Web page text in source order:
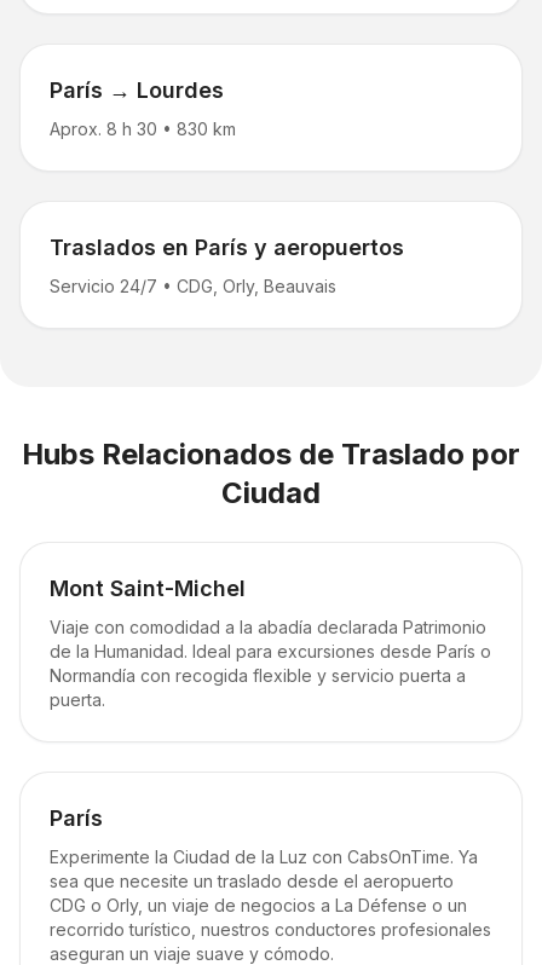
París → Lourdes
Aprox. 8 h 30 • 830 km
Traslados en París y aeropuertos
Servicio 24/7 • CDG, Orly, Beauvais
Hubs Relacionados de Traslado por
Ciudad
Mont Saint-Michel
Viaje con comodidad a la abadía declarada Patrimonio
de la Humanidad. Ideal para excursiones desde París o
Normandía con recogida flexible y servicio puerta a
puerta.
París
Experimente la Ciudad de la Luz con CabsOnTime. Ya
sea que necesite un traslado desde el aeropuerto
CDG o Orly, un viaje de negocios a La Défense o un
recorrido turístico, nuestros conductores profesionales
aseguran un viaje suave y cómodo.